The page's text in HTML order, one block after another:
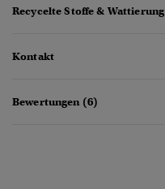
Recycelte Stoffe & Wattierung
Kontakt
Bewertungen (6)